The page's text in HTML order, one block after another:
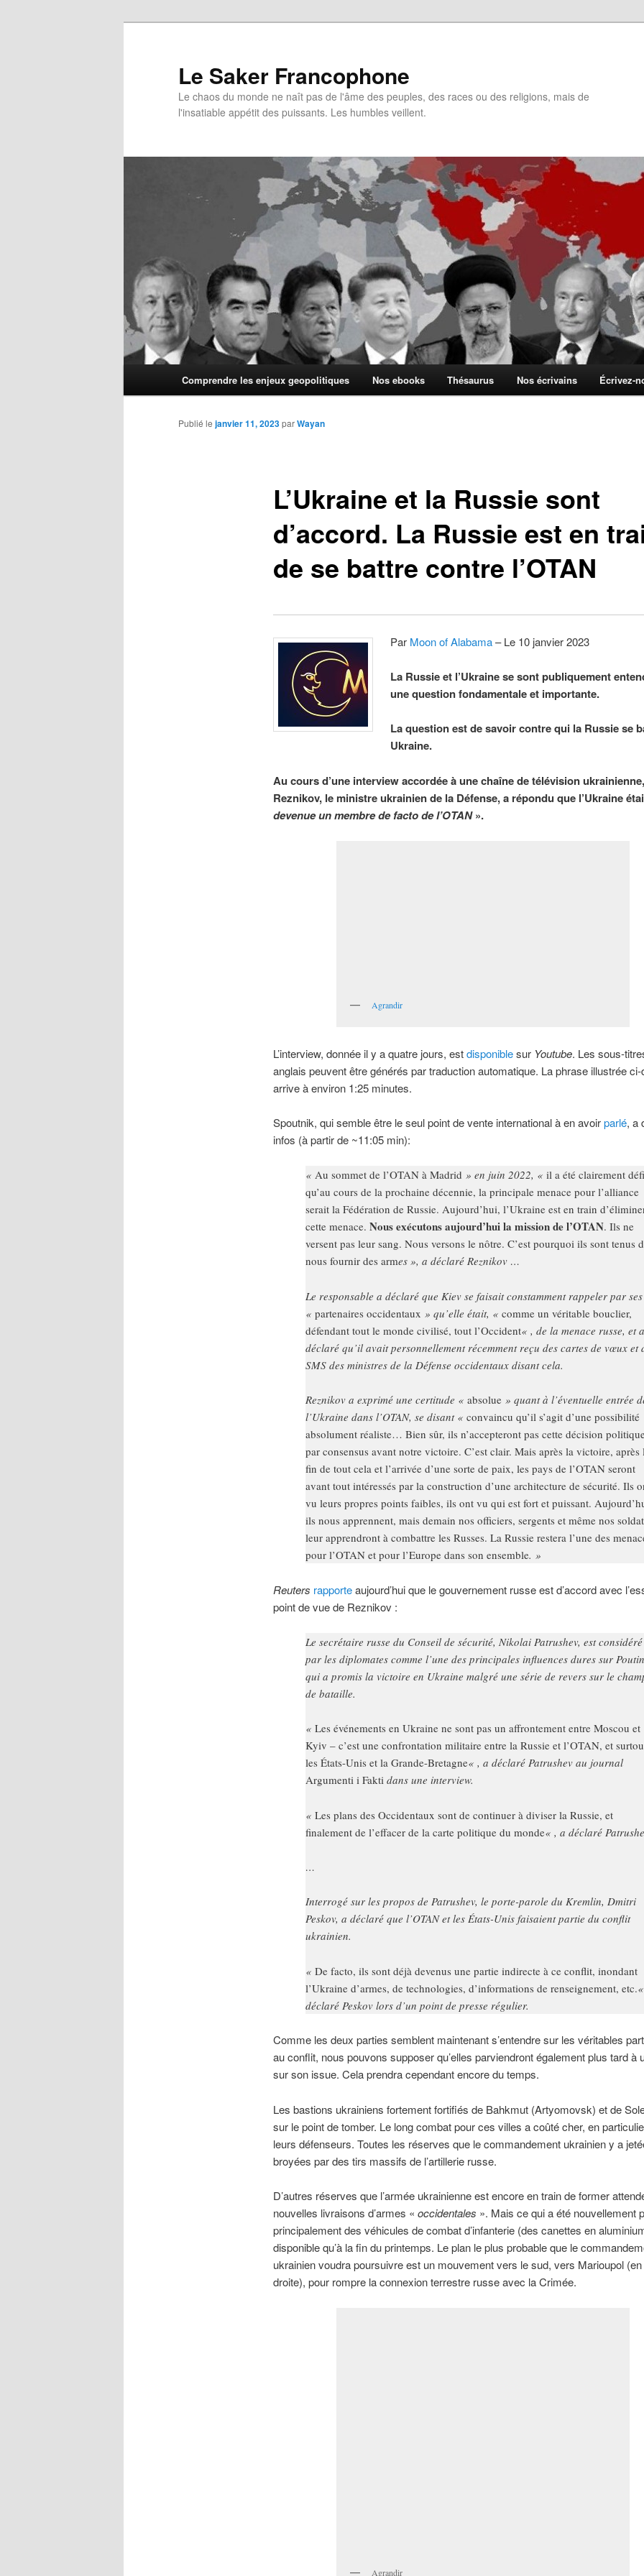
Le Saker Francophone
Le chaos du monde ne naît pas de l'âme des peuples, des races ou des religions, mais de
l'insatiable appétit des puissants. Les humbles veillent.
Comprendre les enjeux geopolitiques Nos ebooks Thésaurus Nos écrivains Écrivez-
L’Ukraine et la Russie sont
d’accord. La Russie est en
de se battre contre l’OTAN
Publié le janvier 11, 2023parWayan
Par Moon of Alabama– Le 10 janvier 2023
La Russie et l’Ukraine se sont publiquement
une question fondamentale et importante.
La question est de savoir contre qui la Russie se
Ukraine.
Au cours d’une interview accordée à une chaîne de télévision
Reznikov, le ministre ukrainien de la Défense, a répondu que l’Ukraine
devenue un membre de facto de l’OTAN».
Agrandir
L’interview, donnée il y a quatre jours, estdisponiblesur Youtube. Les sous-
anglais peuvent être générés par traduction automatique. La phrase illustrée
arrive à environ 1:25 minutes.
Spoutnik, qui semble être le seul point de vente international à en avoirparlé, a
infos (à partir de ~11:05 min):
« Au sommet de l’OTAN à Madrid » en juin 2022, « il a été clairement
qu’au cours de la prochaine décennie, la principale menace pour l’alliance
serait la Fédération de Russie. Aujourd’hui, l’Ukraine est en train
cette menace. Nous exécutons aujourd’hui la mission de l’OTAN. Ils ne
versent pas leur sang. Nous versons le nôtre. C’est pourquoi ils sont tenus
nous fournir des armes », a déclaré Reznikov …
Le responsable a déclaré que Kiev se faisait constamment rappeler par ses
« partenaires occidentaux » qu’elle était, « comme un véritable bouclier,
défendant tout le monde civilisé, tout l’Occident« , de la menace russe, et a
déclaré qu’il avait personnellement récemment reçu des cartes de vœux et
SMS des ministres de la Défense occidentaux disant cela.
Reznikov a exprimé une certitude « absolue» quant à l’éventuelle entrée
l’Ukraine dans l’OTAN, se disant « convaincu qu’il s’agit d’une possibilité
absolument réaliste… Bien sûr, ils n’accepteront pas cette décision
par consensus avant notre victoire. C’est clair. Mais après la victoire, après
fin de tout cela et l’arrivée d’une sorte de paix, les pays de l’OTAN seront
avant tout intéressés par la construction d’une architecture de sécurité. Ils
vu leurs propres points faibles, ils ont vu qui est fort et puissant.
ils nous apprennent, mais demain nos officiers, sergents et même nos
leur apprendront à combattre les Russes. La Russie restera l’une des
pour l’OTAN et pour l’Europe dans son ensemble. »
Reuters rapporteaujourd’hui que le gouvernement russe est d’accord avec
point de vue de Reznikov :
Le secrétaire russe du Conseil de sécurité, Nikolai Patrushev, est considéré
par les diplomates comme l’une des principales influences dures sur
qui a promis la victoire en Ukraine malgré une série de revers sur le
de bataille.
« Les événements en Ukraine ne sont pas un affrontement entre Moscou et
Kyiv – c’est une confrontation militaire entre la Russie et l’OTAN, et
les États-Unis et la Grande-Bretagne« , a déclaré Patrushev au journal
Argumenti i Faktidans une interview.
« Les plans des Occidentaux sont de continuer à diviser la Russie, et
finalement de l’effacer de la carte politique du monde« , a déclaré
…
Interrogé sur les propos de Patrushev, le porte-parole du Kremlin, Dmitri
Peskov, a déclaré que l’OTAN et les États-Unis faisaient partie du conflit
ukrainien.
« De facto, ils sont déjà devenus une partie indirecte à ce conflit, inondant
l’Ukraine d’armes, de technologies, d’informations de renseignement, etc.
déclaré Peskov lors d’un point de presse régulier.
Comme les deux parties semblent maintenant s’entendre sur les véritables
au conflit, nous pouvons supposer qu’elles parviendront également plus tard à
sur son issue. Cela prendra cependant encore du temps.
Les bastions ukrainiens fortement fortifiés de Bahkmut (Artyomovsk) et de
sur le point de tomber. Le long combat pour ces villes a coûté cher, en
leurs défenseurs. Toutes les réserves que le commandement ukrainien y a
broyées par des tirs massifs de l’artillerie russe.
D’autres réserves que l’armée ukrainienne est encore en train de former
nouvelles livraisons d’armes « occidentales ». Mais ce qui a été nouvellement
principalement des véhicules de combat d’infanterie (des canettes en
disponible qu’à la fin du printemps. Le plan le plus probable que le
ukrainien voudra poursuivre est un mouvement vers le sud, vers Marioupol
droite), pour rompre la connexion terrestre russe avec la Crimée.
Agrandir